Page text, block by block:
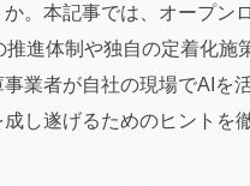
。本記事では、オープン
推進体制や独自の定着化施
業者が自社の現場でAIを
し遂げるためのヒントを